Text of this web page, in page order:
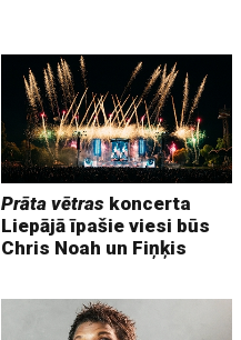
Prāta vētras koncerta
Liepājā īpašie viesi būs
Chris Noah un Fiņķis